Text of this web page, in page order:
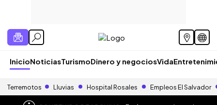
InicioNoticiasTurismoDinero y negociosVida
Terremotos Lluvias Hospital Rosales Empleos El Salvador